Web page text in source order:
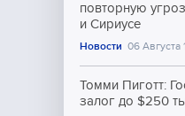
повторную
и Сириусе
Новости 06 Августа
Томми Пиготт:
залог до $250